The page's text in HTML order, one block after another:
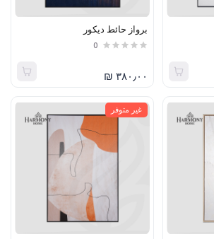
برواز حائط ديكور
0
٣٨٠٫٠٠ ₪
غير متوفر